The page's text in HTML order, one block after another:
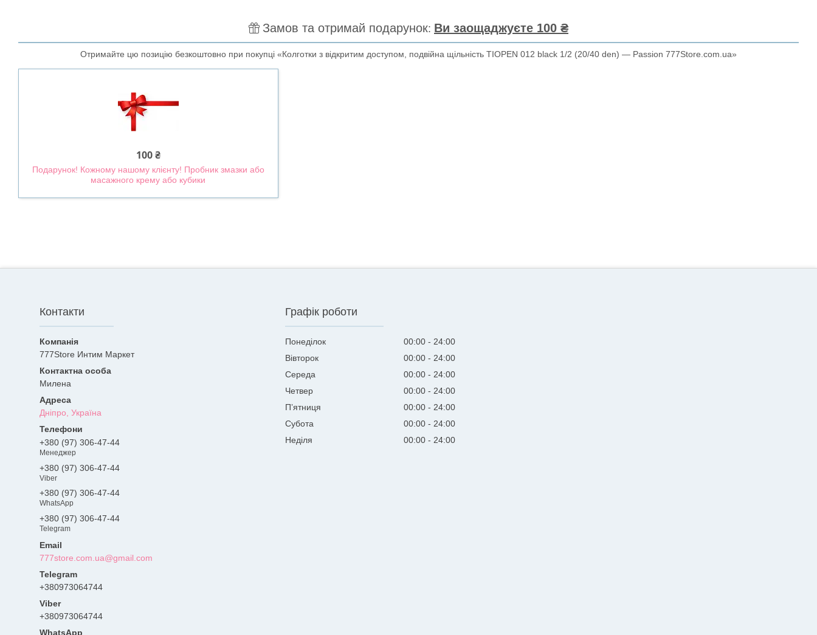
Замов та отримай подарунок Ви заощаджуєте 100 ₴
Отримайте цю позицію безкоштовно при покупці «Колготки з відкритим доступом, подвійна щільність TIOPEN 012 black 1/2 (20/40 den) — Passion 777Store.com.ua»
100 ₴
Подарунок! Кожному нашому клієнту! Пробник змазки або
масажного крему або кубики
Контакти
777Store Интим Маркет
Милена
Дніпро, Україна
+380 (97) 306-47-44
Менеджер
+380 (97) 306-47-44
Viber
+380 (97) 306-47-44
WhatsApp
+380 (97) 306-47-44
Telegram
777store.com.ua@gmail.com
+380973064744
+380973064744
Графік роботи
Понеділок 00:00
24:00
Вівторок
00:00
24:00
Середа
00:00
24:00
Четвер
00:00
24:00
Пʼятниця
00:00
24:00
Субота
00:00
24:00
Неділя
00:00 24:00